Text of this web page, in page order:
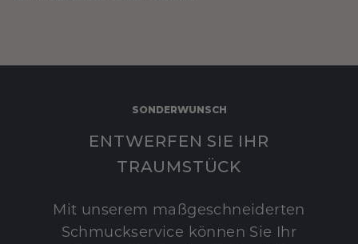
SONDERWUNSCH
ENTWERFEN SIE IHR
TRAUMSTÜCK
Mit unserem maßgeschneiderten
Schmuckservice können Sie Ihr